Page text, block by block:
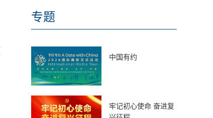
专题
中国有约
牢记初心使命 奋进复